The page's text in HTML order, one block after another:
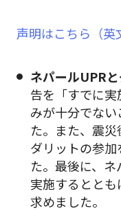
声明はこちら（英
ネパールUPR
告を「すでに
みが十分でな
た。また、震
ダリットの参
た。最後に、
実施するとと
求めました。